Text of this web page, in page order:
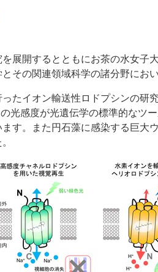
展開するとともにお茶の水女子
その関連領域科学の諸分野にお
たイオン輸送性ロドプシンの研
の光感度が光遺伝学の標準的なツ
す。また円石藻に感染する巨大